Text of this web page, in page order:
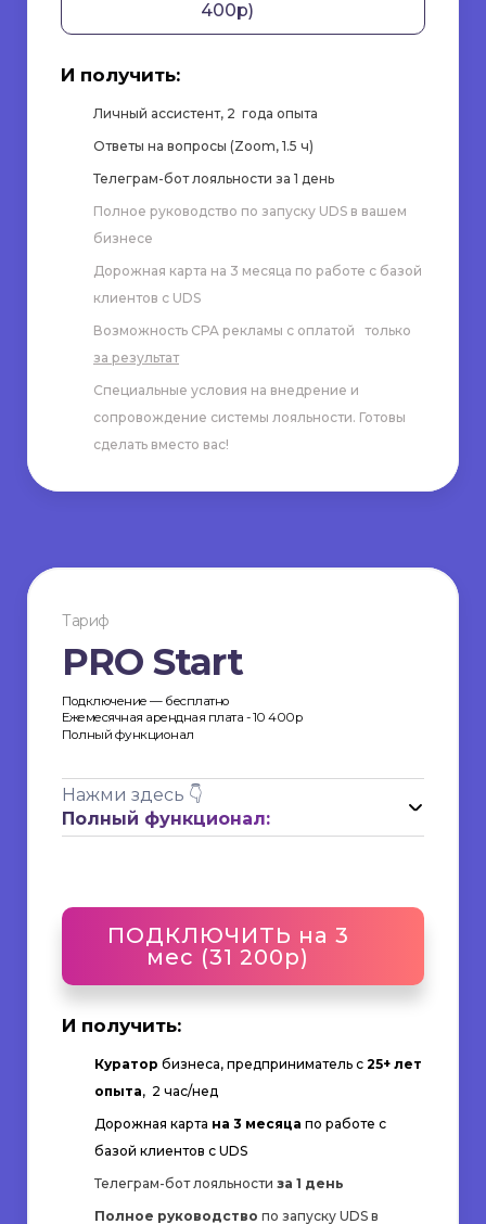
Проект внедрения
400р)
И получить:
Личный ассистент, 2 года опыта
Ответы на вопросы (Zoom, 1.5 ч)
Телеграм-бот лояльности за 1 день
Полное руководство по запуску UDS в вашем
бизнесе
Дорожная карта на 3 месяца по работе с базой
клиентов с UDS
Возможность CPA рекламы с оплатой только
за результат
Специальные условия на внедрение и
сопровождение системы лояльности. Готовы
сделать вместо вас!
Тариф
PRO Start
Подключение — бесплатно
Ежемесячная арендная плата - 10 400р
Полный функционал
Нажми здесь 👇
Полный функционал:
ПОДКЛЮЧИТЬ на 3
мес (31 200р)
И получить:
Куратор бизнеса, предприниматель с 25+ лет
опыта, 2 час/нед
Дорожная карта на 3 месяца по работе с
базой клиентов с UDS
Телеграм-бот лояльности за 1 день
Полное руководство по запуску UDS в